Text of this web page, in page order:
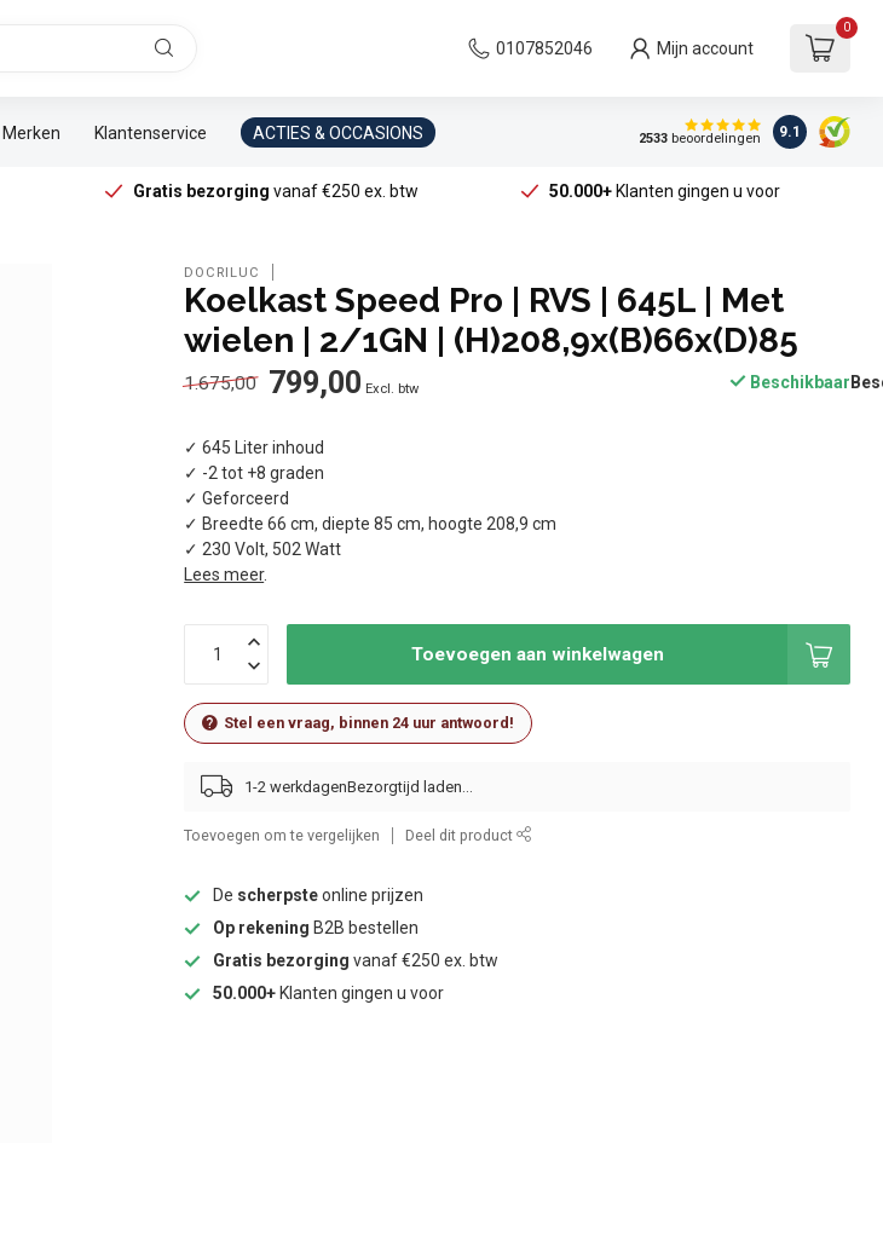
0107852046 Mijn account
0
Merken Klantenservice ACTIES & OCCASIONS 2533beoordelingen 9.1
Gratis bezorging vanaf €250 ex. btw 50.000+Klanten gingen u voor
DOCRILUC
Koelkast Speed Pro | RVS | 645L | Met
wielen | 2/1GN | (H)208,9x(B)66x(D)85
1.675,00 799,00 Excl. btw Beschikbaar
✓ 645 Liter inhoud
✓ -2 tot +8 graden
✓ Geforceerd
✓ Breedte 66 cm, diepte 85 cm, hoogte 208,9 cm
✓ 230 Volt, 502 Watt
Lees meer.
Toevoegen aan winkelwagen
Stel een vraag, binnen 24 uur antwoord!
1-2 werkdagen
Toevoegen om te vergelijken Deel dit product
De scherpsteonline prijzen
Op rekening B2B bestellen
Gratis bezorging vanaf €250 ex. btw
50.000+ Klanten gingen u voor